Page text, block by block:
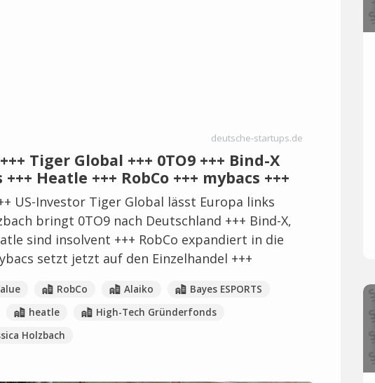
deutsche-startups.de
Tiger Global +++ 0TO9 +++ Bind-X
Heatle +++ RobCo +++ mybacs +++
US-Investor Tiger Global lässt Europa links
bringt 0TO9 nach Deutschland +++ Bind-X,
sind insolvent +++ RobCo expandiert in die
setzt jetzt auf den Einzelhandel +++
RobCo Alaiko
Bayes ESPORTS
heatle
High-Tech Gründerfonds
Holzbach